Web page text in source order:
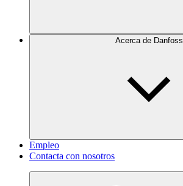
Acerca de Danfoss
Empleo
Contacta con nosotros